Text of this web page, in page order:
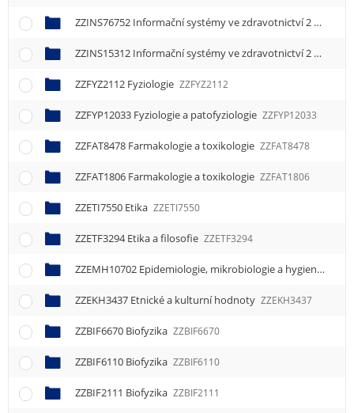
ZZINS76752 Informační systémy ve zdravotnictví 2
ZZINS15312 Informační systémy ve zdravotnictví 2
ZZFYZ2112 Fyziologie ZZFYZ2112
ZZFYP12033 Fyziologie a patofyziologie ZZFYP12033
ZZFAT8478 Farmakologie a toxikologie ZZFAT8478
ZZFAT1806 Farmakologie a toxikologie ZZFAT1806
ZZETI7550 Etika ZZETI7550
ZZETF3294 Etika a filosofie ZZETF3294
ZZEMH10702 Epidemiologie, mikrobiologie a hygiena
ZZEKH3437 Etnické a kulturní hodnoty ZZEKH3437
ZZBIF6670 Biofyzika ZZBIF6670
ZZBIF6110 Biofyzika ZZBIF6110
ZZBIF2111 Biofyzika ZZBIF2111